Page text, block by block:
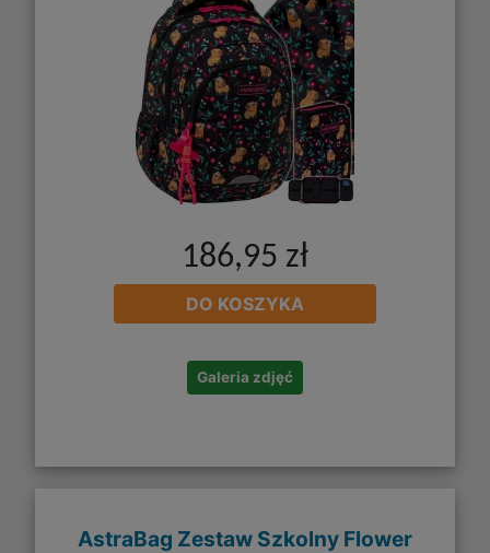
186,95 zł
DO KOSZYKA
Galeria zdjęć
AstraBag Zestaw Szkolny Flower